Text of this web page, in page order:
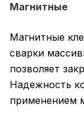
Магнитные
Магнитные
сварки
позволяет
Надежность
применением